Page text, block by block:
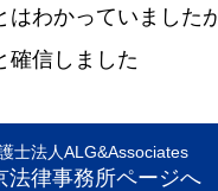
わかっていました
確信しました
士法人ALG&Associates
法律事務所ページへ